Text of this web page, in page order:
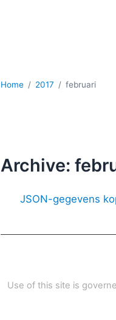
Home 2017 februari
Archive:
JSON-gegevens
Use of this site is